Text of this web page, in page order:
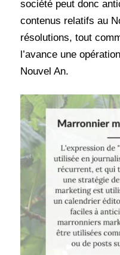
société peut donc
contenus relatifs au
résolutions, tout
l’avance une
Nouvel An.